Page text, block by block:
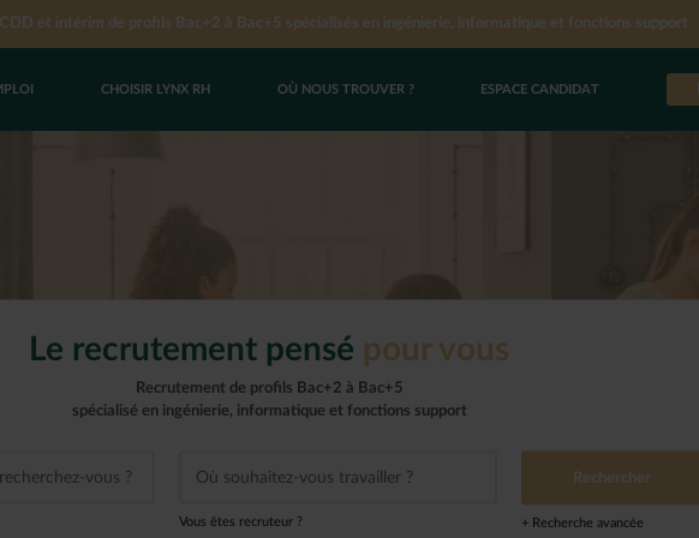
et intérim de profils Bac+2 à Bac+5 spécialisés en ingénierie, informatique et fonctions support
CHOISIR LYNX RH OÙ NOUS TROUVER ? ESPACE CANDIDAT
Le recrutement pensé pour vous
Recrutement de profils Bac+2 à Bac+5
spécialisé en ingénierie, informatique et fonctions support
Vous êtes recruteur ? + Recherche avancée